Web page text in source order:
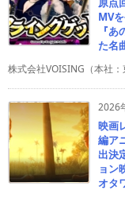
MV
『
た名
株式会社VOISING（本社
2026
映画
編ア
出決
ョン
オタ